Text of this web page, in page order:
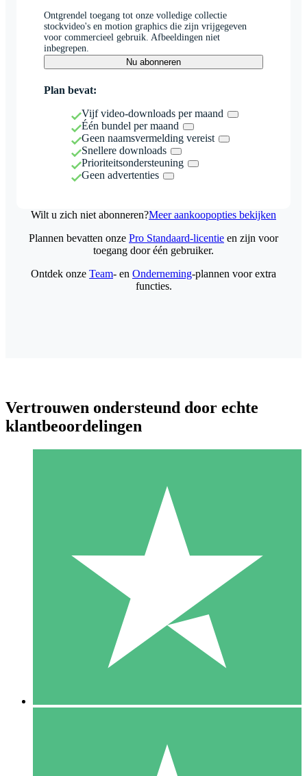
Ontgrendel toegang tot onze volledige collectie
stockvideo's en motion graphics die zijn vrijgegeven
voor commercieel gebruik. Afbeeldingen niet
inbegrepen.
Nu abonneren
Plan bevat:
Vijf video-downloads per maand
Één bundel per maand
Geen naamsvermelding vereist
Snellere downloads
Prioriteitsondersteuning
Geen advertenties
Wilt u zich niet abonneren?Meer aankoopopties bekijken
Individuele Creditpakketten
Betaal per gebruik met downloadtegoeden. Geen maandelijkse
1000
10 Downloaden
20 00
Plannen bevatten onze Pro Standaard-licentie en zijn voor
toegang door één gebruiker.
Ontdek onze Team- en Onderneming-plannen voor extra
functies.
Vertrouwen ondersteund door echte
klantbeoordelingen